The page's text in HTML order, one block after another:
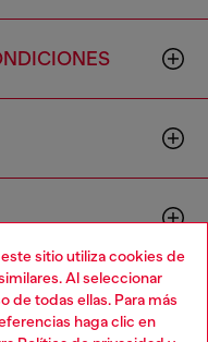
sitio utiliza cookies de
Al seleccionar
de todas ellas. Para más
haga clic en